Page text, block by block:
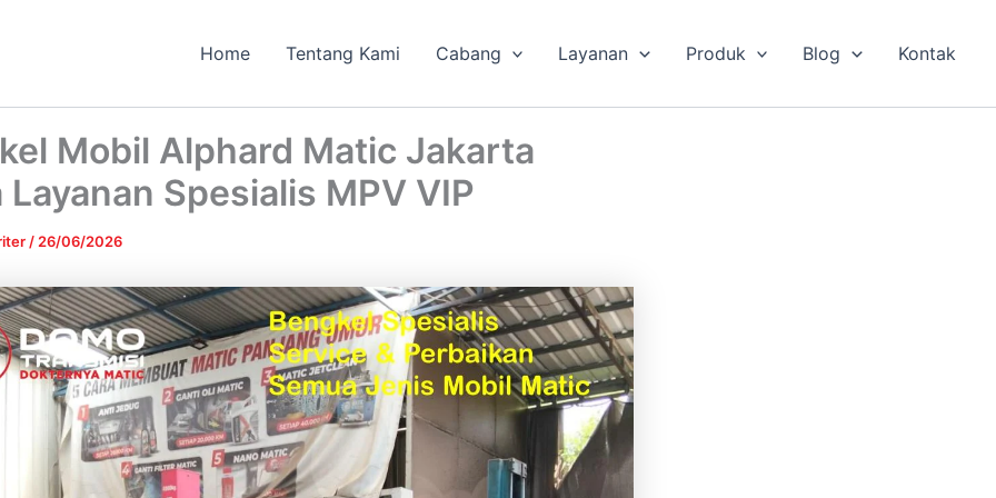
Home Tentang Kami Cabang Layanan Produk Blog Kontak
Mobil Alphard Matic Jakarta
Layanan Spesialis MPV VIP
/ 26/06/2026